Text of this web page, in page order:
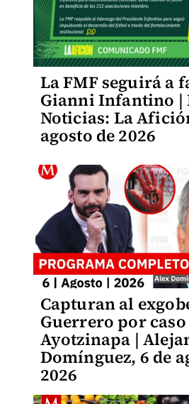
La FMF seguirá a
Gianni Infantino |
Noticias: La
agosto de 2026
Capturan al
Guerrero por caso
Ayotzinapa |
Domínguez, 6 de
2026